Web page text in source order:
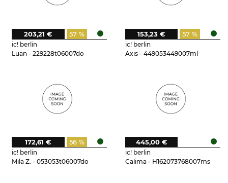
ic! berlin
Luan - 229228t06007do
57 %
203,21 €
ic! berlin
Axis - 449053449007ml
57 %
153,23 €
ic! berlin
Mila Z. - 053053t06007do
56 %
172,61 €
ic! berlin
Calima - H162073768007ms
445,00 €